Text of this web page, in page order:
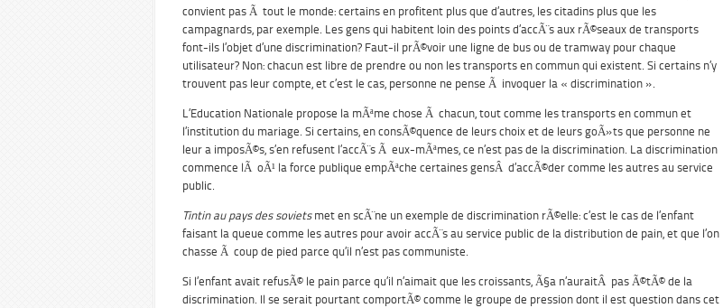
convient pas Ã tout le monde: certains en profitent plus que d’autres, les citadins plus que les
campagnards, par exemple. Les gens qui habitent loin des points d’accÃ¨s aux rÃ©seaux de transports
font-ils l’objet d’une discrimination? Faut-il prÃ©voir une ligne de bus ou de tramway pour chaque
utilisateur? Non: chacun est libre de prendre ou non les transports en commun qui existent. Si certains n’y
trouvent pas leur compte, et c’est le cas, personne ne pense Ã invoquer la « discrimination ».
L’Education Nationale propose la mÃªme chose Ã chacun, tout comme les transports en commun et
l’institution du mariage. Si certains, en consÃ©quence de leurs choix et de leurs goÃ»ts que personne ne
leur a imposÃ©s, s’en refusent l’accÃ¨s Ã eux-mÃªmes, ce n’est pas de la discrimination. La discrimination
commence lÃ oÃ¹ la force publique empÃªche certaines gensÂ d’accÃ©der comme les autres au service
public.
Tintin au pays des sovietsmet en scÃ¨ne un exemple de discrimination rÃ©elle: c’est le cas de l’enfant
faisant la queue comme les autres pour avoir accÃ¨s au service public de la distribution de pain, et que l’on
chasse Ã coup de pied parce qu’il n’est pas communiste.
Si l’enfant avait refusÃ© le pain parce qu’il n’aimait que les croissants, Ã§a n’auraitÂ pas Ã©tÃ© de la
discrimination. Il se serait pourtant comportÃ© comme le groupe de pression dont il est question dans cet